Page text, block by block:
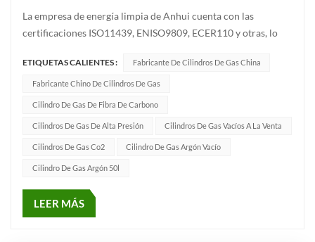
La empresa de energía limpia de Anhui cuenta con las
certificaciones ISO11439, ENISO9809, ECER110 y otras, lo
productos. principal de la empresa cilindros de gas
industriales Se utilizan ampliamente en diversos escenarios de
producción in...
ETIQUETAS CALIENTES : Fabricante De Cilindros De Gas China
Fabricante Chino De Cilindros De Gas
Cilindro De Gas De Fibra De Carbono
Cilindros De Gas De Alta Presión Cilindros De Gas Vacíos A La Venta
Cilindros De Gas Co2 Cilindro De Gas Argón Vacío
Cilindro De Gas Argón 50l
LEER MÁS